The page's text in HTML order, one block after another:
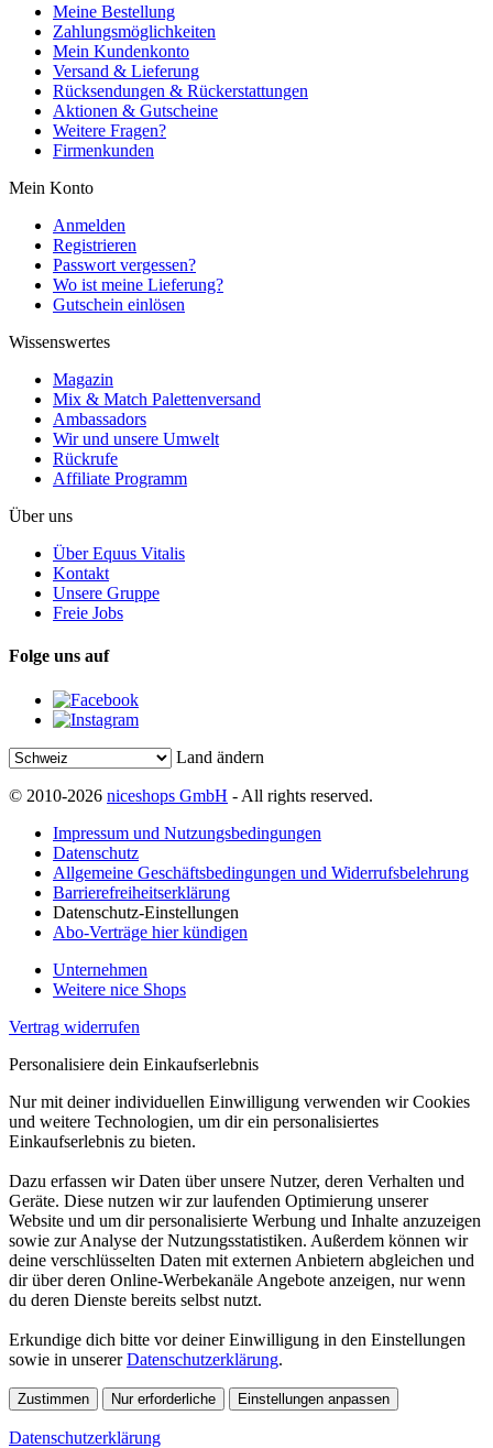
Meine Bestellung
Zahlungsmöglichkeiten
Mein Kundenkonto
Versand & Lieferung
Rücksendungen & Rückerstattungen
Aktionen & Gutscheine
Weitere Fragen?
Firmenkunden
Mein Konto
Anmelden
Registrieren
Passwort vergessen?
Wo ist meine Lieferung?
Gutschein einlösen
Wissenswertes
Magazin
Mix & Match Palettenversand
Ambassadors
Wir und unsere Umwelt
Rückrufe
Affiliate Programm
Über uns
Über Equus Vitalis
Kontakt
Unsere Gruppe
Freie Jobs
Folge uns auf
Land ändern
© 2010-2026 niceshops GmbH - All rights reserved.
Impressum und Nutzungsbedingungen
Datenschutz
Allgemeine Geschäftsbedingungen und Widerrufsbelehrung
Barrierefreiheitserklärung
Datenschutz-Einstellungen
Abo-Verträge hier kündigen
Unternehmen
Weitere nice Shops
Vertrag widerrufen
Personalisiere dein Einkaufserlebnis
Nur mit deiner individuellen Einwilligung verwenden wir Cookies
und weitere Technologien, um dir ein personalisiertes
Einkaufserlebnis zu bieten.
Dazu erfassen wir Daten über unsere Nutzer, deren Verhalten und
Geräte. Diese nutzen wir zur laufenden Optimierung unserer
Website und um dir personalisierte Werbung und Inhalte anzuzeigen
sowie zur Analyse der Nutzungsstatistiken. Außerdem können wir
deine verschlüsselten Daten mit externen Anbietern abgleichen und
dir über deren Online-Werbekanäle Angebote anzeigen, nur wenn
du deren Dienste bereits selbst nutzt.
Erkundige dich bitte vor deiner Einwilligung in den Einstellungen
sowie in unsererDatenschutzerklärung.
Zustimmen Nur erforderliche Einstellungen anpassen
Datenschutzerklärung